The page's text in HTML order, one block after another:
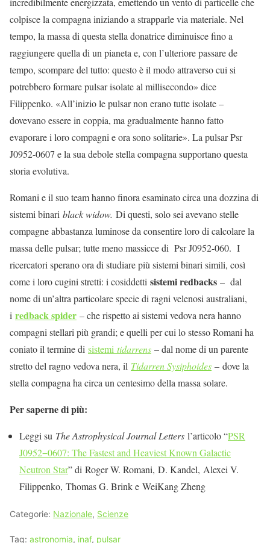
colpisce la compagna iniziando a strapparle via materiale. Nel
tempo, la massa di questa stella donatrice diminuisce fino a
raggiungere quella di un pianeta e, con l’ulteriore passare de
tempo, scompare del tutto: questo è il modo attraverso cui si
potrebbero formare pulsar isolate al millisecondo» dice
Filippenko. «All’inizio le pulsar non erano tutte isolate –
dovevano essere in coppia, ma gradualmente hanno fatto
evaporare i loro compagni e ora sono solitarie». La pulsar Psr
J0952-0607 e la sua debole stella compagna supportano questa
storia evolutiva.
Romani e il suo team hanno finora esaminato circa una dozzina di
sistemi binari black widow. Di questi, solo sei avevano stelle
compagne abbastanza luminose da consentire loro di calcolare la
massa delle pulsar; tutte meno massicce di Psr J0952-060. I
ricercatori sperano ora di studiare più sistemi binari simili, così
come i loro cugini stretti: i cosiddetti sistemi redbacks – dal
nome di un’altra particolare specie di ragni velenosi australiani,
i redback spider – che rispetto ai sistemi vedova nera hanno
compagni stellari più grandi; e quelli per cui lo stesso Romani ha
coniato il termine di sistemi tidarrens – dal nome di un parente
stretto del ragno vedova nera, il Tidarren Sysiphoides – dove la
stella compagna ha circa un centesimo della massa solare.
Per saperne di più:
Leggi su The Astrophysical Journal Letters l’articolo “PSR
J0952−0607: The Fastest and Heaviest Known Galactic
Neutron Star” di Roger W. Romani, D. Kandel, Alexei V.
Filippenko, Thomas G. Brink e WeiKang Zheng
Categorie: Nazionale, Scienze
Tag: astronomia, inaf, pulsar